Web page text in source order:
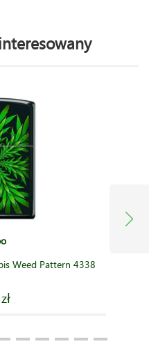
Weed Pattern 4338